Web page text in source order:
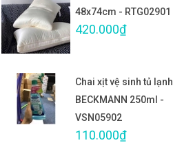
48x74cm - RTG02901
420.000₫
Chai xịt vệ sinh tủ lạnh
BECKMANN 250ml -
VSN05902
110.000₫